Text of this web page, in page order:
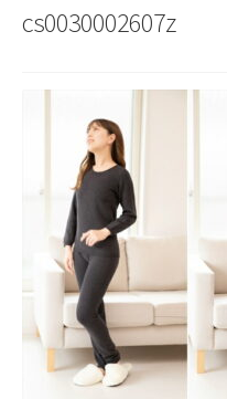
ン
ス
ギフトカタログ（ユニバース
gold-form
CF Dashboard
CF User Registration
CF campaign form
CF Listing Page
Request a Quote
cs0030002607z